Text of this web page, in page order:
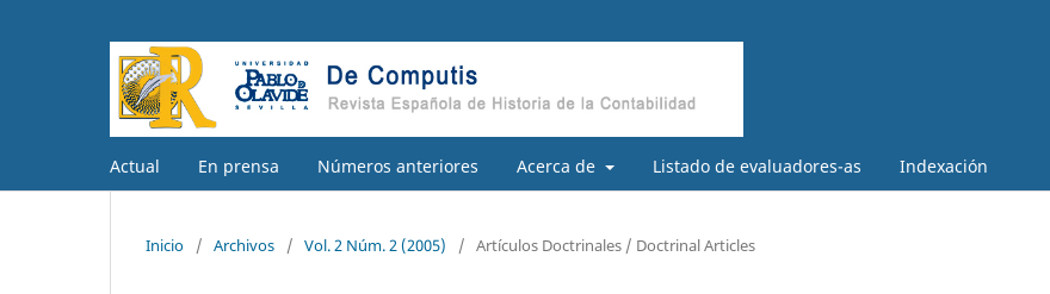
Actual En prensa Números anteriores Acerca de Listado de evaluadores-as Indexación
Inicio / Archivos / Vol. 2 Núm. 2 (2005) / Artículos Doctrinales / Doctrinal Articles